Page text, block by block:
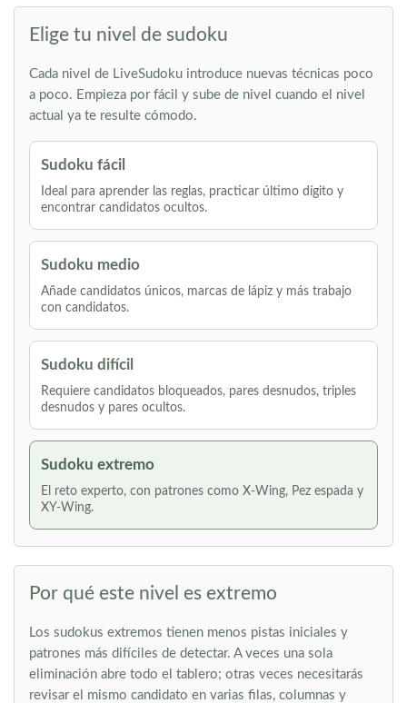
Elige tu nivel de sudoku
Cada nivel de LiveSudoku introduce nuevas técnicas poco
a poco. Empieza por fácil y sube de nivel cuando el nivel
actual ya te resulte cómodo.
Sudoku fácil
Ideal para aprender las reglas, practicar último dígito y
encontrar candidatos ocultos.
Sudoku medio
Añade candidatos únicos, marcas de lápiz y más trabajo
con candidatos.
Sudoku difícil
Requiere candidatos bloqueados, pares desnudos, triples
desnudos y pares ocultos.
Sudoku extremo
El reto experto, con patrones como X-Wing, Pez espada y
XY-Wing.
Por qué este nivel es extremo
Los sudokus extremos tienen menos pistas iniciales y
patrones más difíciles de detectar. A veces una sola
eliminación abre todo el tablero; otras veces necesitarás
revisar el mismo candidato en varias filas, columnas y